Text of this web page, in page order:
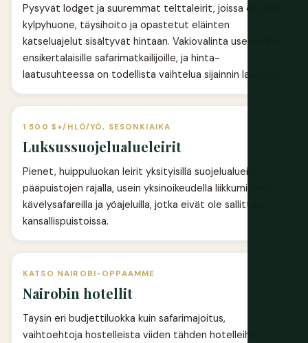
Pysyvät lodget ja suuremmat telttaleirit, joissa on oma
kylpyhuone, täysihoito ja opastetut eläinten
katseluajelut sisältyvät hintaan. Vakiovalinta useimmille
ensikertalaisille safarimatkailijoille, ja hinta-
laatusuhteessa on todellista vaihtelua sijainnin laadussa.
1 500 $+/HLÖ/YÖ, SESONKIAIKA
Luksussuojelualueleirit
Pienet, huippuluokan leirit yksityisillä suojelualueilla
pääpuistojen rajalla, usein yksinoikeudella liikkumiseen,
kävelysafareilla ja yöajeluilla, jotka eivät ole sallittuja
kansallispuistoissa.
KATSO NAIROBI-OPPAAMME
Nairobin hotellit
Täysin eri budjettiluokka kuin safarimajoitus,
vaihtoehtoja hostelleista viiden tähden hotelleihin.